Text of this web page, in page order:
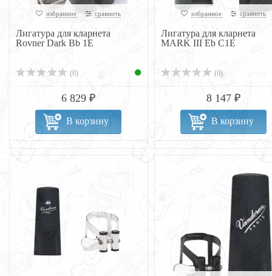
избранное сравнить
Лигатура для кларнета
Rovner Dark Bb 1E
(0)
6 829 ₽
В корзину
избранное сравнить
Лигатура для кларнета
MARK III Eb C1E
(0)
8 147 ₽
В корзину